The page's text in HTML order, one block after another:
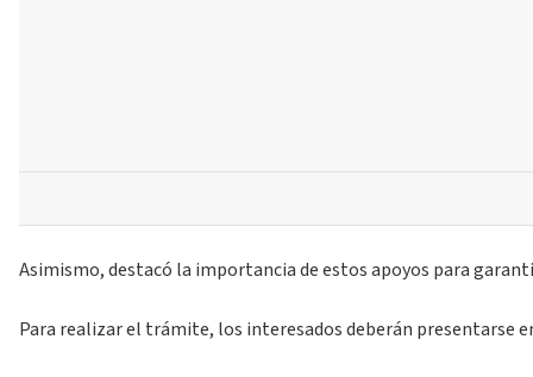
Asimismo, destacó la importancia de estos apoyos para
Para realizar el trámite, los interesados deberán presentarse